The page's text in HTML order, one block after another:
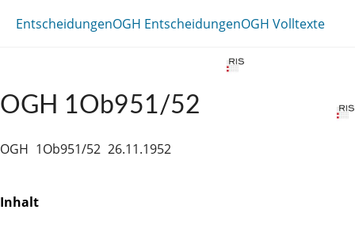
EntscheidungenOGH EntscheidungenOGH Volltexte
OGH 1Ob951/52
OGH 1Ob951/52 26.11.1952
Inhalt